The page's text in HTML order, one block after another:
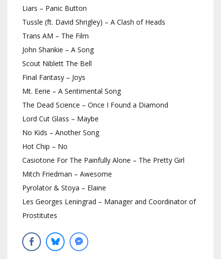
Liars – Panic Button
Tussle (ft. David Shrigley) – A Clash of Heads
Trans AM – The Film
John Shankie – A Song
Scout Niblett The Bell
Final Fantasy – Joys
Mt. Eerie – A Sentimental Song
The Dead Science – Once I Found a Diamond
Lord Cut Glass – Maybe
No Kids – Another Song
Hot Chip – No
Casiotone For The Painfully Alone – The Pretty Girl
Mitch Friedman – Awesome
Pyrolator & Stoya – Elaine
Les Georges Leningrad – Manager and Coordinator of
Prostitutes